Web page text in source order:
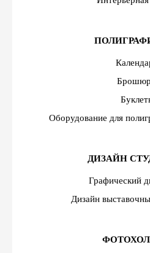
Оборудование для
ДИЗАЙН
Графический
Дизайн